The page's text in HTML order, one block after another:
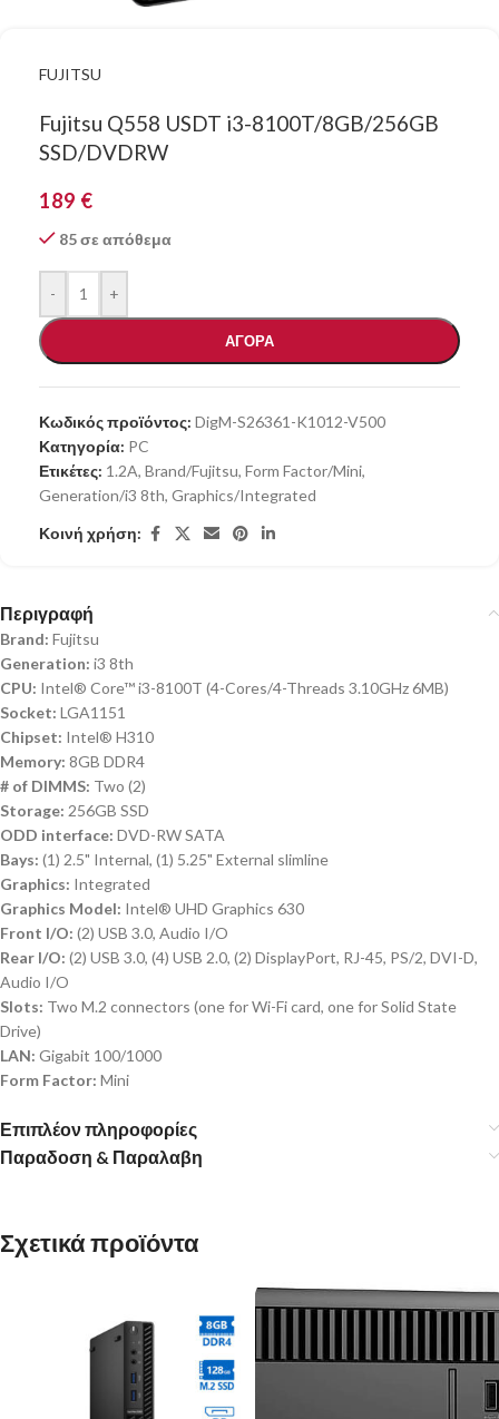
FUJITSU
Fujitsu Q558 USDT i3-8100T/8GB/256GB
SSD/DVDRW
189 €
85 σε απόθεμα
- +
ΑΓΟΡΑ
Κωδικός προϊόντος: DigM-S26361-K1012-V500
Κατηγορία: PC
Ετικέτες: 1.2A, Brand/Fujitsu, Form Factor/Mini,
Generation/i3 8th, Graphics/Integrated
Κοινή χρήση:
Περιγραφή
Brand: Fujitsu
Generation: i3 8th
CPU: Intel® Core™ i3-8100T (4-Cores/4-Threads 3.10GHz 6MB)
Socket: LGA1151
Chipset: Intel® H310
Memory: 8GB DDR4
# of DIMMS: Two (2)
Storage: 256GB SSD
ODD interface: DVD-RW SATA
Bays: (1) 2.5" Internal, (1) 5.25" External slimline
Graphics: Integrated
Graphics Model: Intel® UHD Graphics 630
Front I/O: (2) USB 3.0, Audio I/O
Rear I/O: (2) USB 3.0, (4) USB 2.0, (2) DisplayPort, RJ-45, PS/2, DVI-D,
Audio I/O
Slots: Two M.2 connectors (one for Wi-Fi card, one for Solid State
Drive)
LAN: Gigabit 100/1000
Form Factor: Mini
Επιπλέον πληροφορίες
Παραδοση & Παραλαβη
Σχετικά προϊόντα